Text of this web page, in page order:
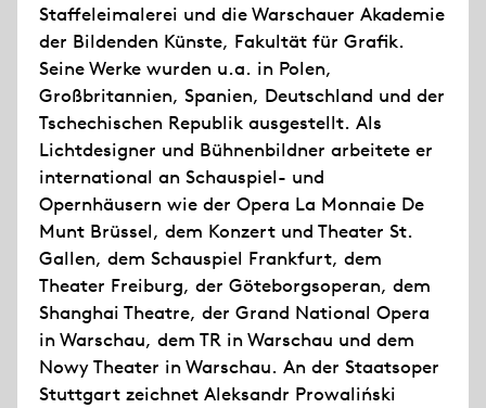
Staffeleimalerei und die Warschauer Akademie
der Bildenden Künste, Fakultät für Grafik.
Seine Werke wurden u.a. in Polen,
Großbritannien, Spanien, Deutschland und der
Tschechischen Republik ausgestellt. Als
Lichtdesigner und Bühnenbildner arbeitete er
international an Schauspiel- und
Opernhäusern wie der Opera La Monnaie De
Munt Brüssel, dem Konzert und Theater St.
Gallen, dem Schauspiel Frankfurt, dem
Theater Freiburg, der Göteborgsoperan, dem
Shanghai Theatre, der Grand National Opera
in Warschau, dem TR in Warschau und dem
Nowy Theater in Warschau. An der Staatsoper
Stuttgart zeichnet Aleksandr Prowaliński